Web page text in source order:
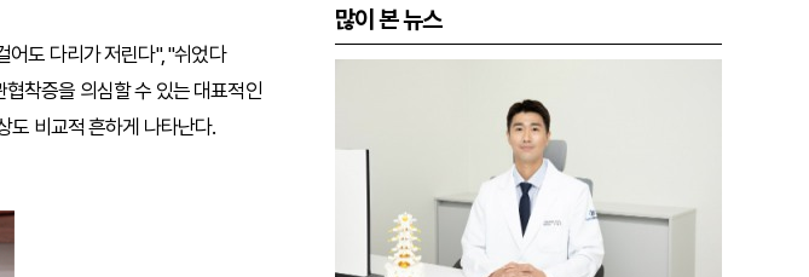
어도 다리가 저린다", "쉬었다
착증을 의심할 수 있는 대표적인
도 비교적 흔하게 나타난다.
많이 본 뉴스